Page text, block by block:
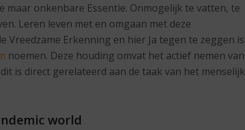
maar onkenbare Essentie. Onmogelijk te vatten, te
Leren leven met en omgaan met deze
Vreedzame Erkenning en hier Ja tegen te zeggen is
noemen. Deze houding omvat het actief nemen van
is direct gerelateerd aan de taak van het menselijk
world